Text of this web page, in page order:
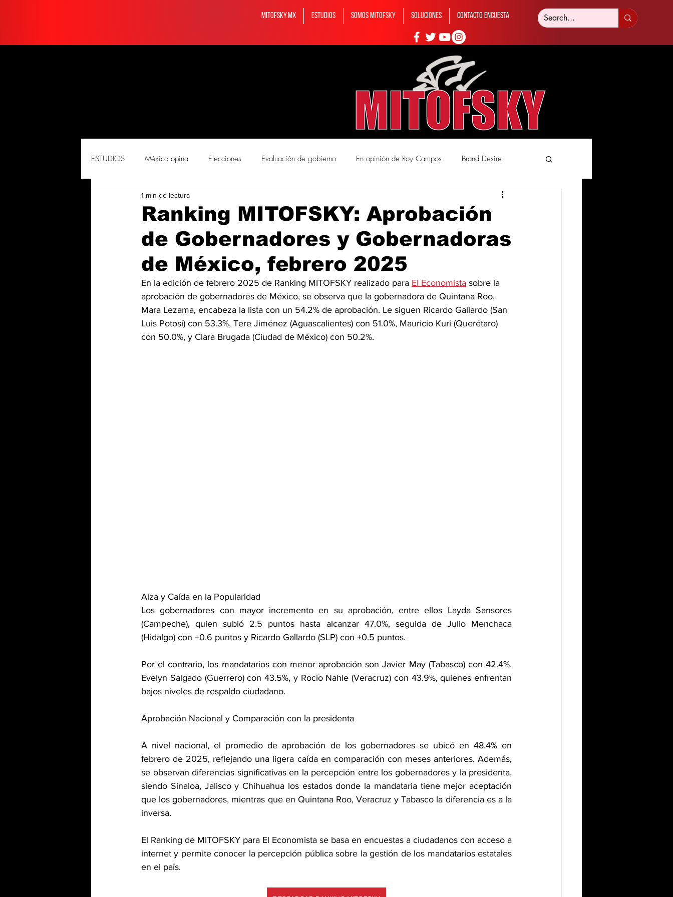
MITOFSKY.MX ESTUDIOS Somos MITOFSKY Soluciones Contacto Encuesta
ESTUDIOS México opina Elecciones Evaluación de gobierno En opinión de Roy Campos Brand Desire
PORTADA Soluciones
Ranking MITOFSKY: Aprobación
de Gobernadores y Gobernadoras
de México, febrero 2025
1 min de lectura
En la edición de febrero 2025 de Ranking MITOFSKY realizado para El Economista sobre la
aprobación de gobernadores de México, se observa que la gobernadora de Quintana Roo,
Mara Lezama, encabeza la lista con un 54.2% de aprobación. Le siguen Ricardo Gallardo (San
Luis Potosí) con 53.3%, Tere Jiménez (Aguascalientes) con 51.0%, Mauricio Kuri (Querétaro)
con 50.0%, y Clara Brugada (Ciudad de México) con 50.2%.
Alza y Caída en la Popularidad
Los gobernadores con mayor incremento en su aprobación, entre ellos Layda Sansores
(Campeche), quien subió 2.5 puntos hasta alcanzar 47.0%, seguida de Julio Menchaca
(Hidalgo) con +0.6 puntos y Ricardo Gallardo (SLP) con +0.5 puntos.
Por el contrario, los mandatarios con menor aprobación son Javier May (Tabasco) con 42.4%,
Evelyn Salgado (Guerrero) con 43.5%, y Rocío Nahle (Veracruz) con 43.9%, quienes enfrentan
bajos niveles de respaldo ciudadano.
Aprobación Nacional y Comparación con la presidenta
A nivel nacional, el promedio de aprobación de los gobernadores se ubicó en 48.4% en
febrero de 2025, reflejando una ligera caída en comparación con meses anteriores. Además,
se observan diferencias significativas en la percepción entre los gobernadores y la presidenta,
siendo Sinaloa, Jalisco y Chihuahua los estados donde la mandataria tiene mejor aceptación
que los gobernadores, mientras que en Quintana Roo, Veracruz y Tabasco la diferencia es a la
inversa.
El Ranking de MITOFSKY para El Economista se basa en encuestas a ciudadanos con acceso a
internet y permite conocer la percepción pública sobre la gestión de los mandatarios estatales
en el país.